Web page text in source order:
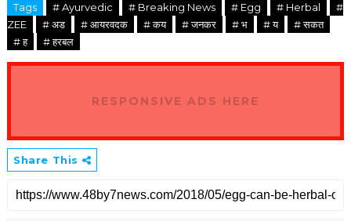
Tags # Ayurvedic # Breaking News # Egg # Herbal
#
ZEE
# अड # आयरवदक # कय # जनकर # भ # य
# सकत
# ह
# हरबल
RESPONSIVE ADS HERE
Share This